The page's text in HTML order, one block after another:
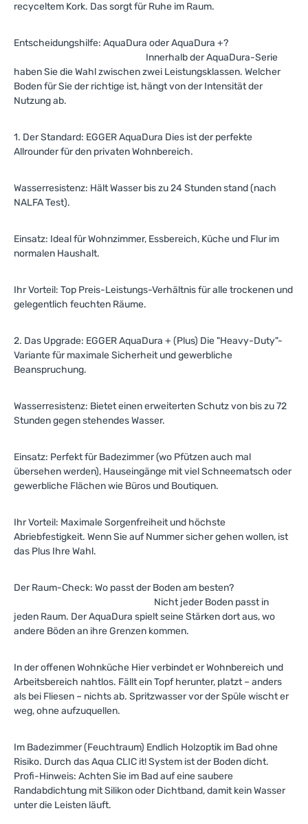
recyceltem Kork. Das sorgt für Ruhe im Raum.
Entscheidungshilfe: AquaDura oder AquaDura +?
Innerhalb der AquaDura-Serie
haben Sie die Wahl zwischen zwei Leistungsklassen. Welcher
Boden für Sie der richtige ist, hängt von der Intensität der
Nutzung ab.
1. Der Standard: EGGER AquaDura Dies ist der perfekte
Allrounder für den privaten Wohnbereich.
Wasserresistenz: Hält Wasser bis zu 24 Stunden stand (nach
NALFA Test).
Einsatz: Ideal für Wohnzimmer, Essbereich, Küche und Flur im
normalen Haushalt.
Ihr Vorteil: Top Preis-Leistungs-Verhältnis für alle trockenen und
gelegentlich feuchten Räume.
2. Das Upgrade: EGGER AquaDura + (Plus) Die "Heavy-Duty"-
Variante für maximale Sicherheit und gewerbliche
Beanspruchung.
Wasserresistenz: Bietet einen erweiterten Schutz von bis zu 72
Stunden gegen stehendes Wasser.
Einsatz: Perfekt für Badezimmer (wo Pfützen auch mal
übersehen werden), Hauseingänge mit viel Schneematsch oder
gewerbliche Flächen wie Büros und Boutiquen.
Ihr Vorteil: Maximale Sorgenfreiheit und höchste
Abriebfestigkeit. Wenn Sie auf Nummer sicher gehen wollen, ist
das Plus Ihre Wahl.
Der Raum-Check: Wo passt der Boden am besten?
Nicht jeder Boden passt in
jeden Raum. Der AquaDura spielt seine Stärken dort aus, wo
andere Böden an ihre Grenzen kommen.
In der offenen Wohnküche Hier verbindet er Wohnbereich und
Arbeitsbereich nahtlos. Fällt ein Topf herunter, platzt – anders
als bei Fliesen – nichts ab. Spritzwasser vor der Spüle wischt er
weg, ohne aufzuquellen.
Im Badezimmer (Feuchtraum) Endlich Holzoptik im Bad ohne
Risiko. Durch das Aqua CLIC it! System ist der Boden dicht.
Profi-Hinweis: Achten Sie im Bad auf eine saubere
Randabdichtung mit Silikon oder Dichtband, damit kein Wasser
unter die Leisten läuft.